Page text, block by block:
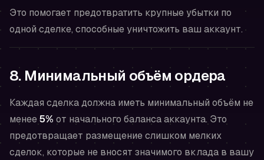
Это помогает предотвратить крупные убытки по
одной сделке, способные уничтожить ваш аккаунт.
8. Минимальный объём ордера
Каждая сделка должна иметь минимальный объём не
менее5% от начального баланса аккаунта. Это
предотвращает размещение слишком мелких
сделок, которые не вносят значимого вклада в вашу